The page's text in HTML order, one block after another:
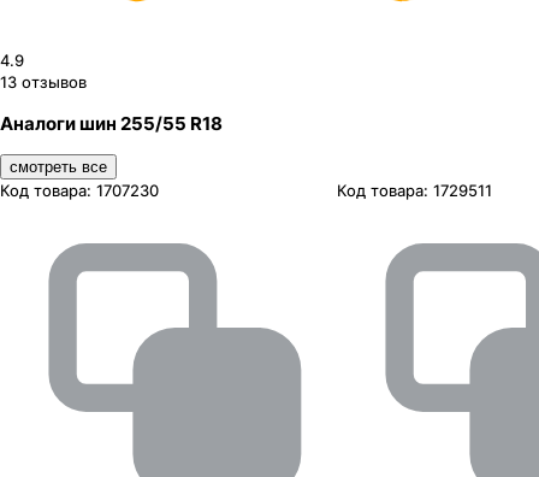
4.9
13 отзывов
Аналоги шин 255/55 R18
смотреть все
Код товара: 1707230 Код товара: 1729511